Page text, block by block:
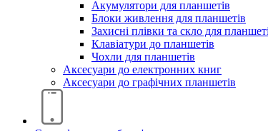
Акумулятори для планшетів
Блоки живлення для планшетів
Захисні плівки та скло для
Клавіатури до планшетів
Чохли для планшетів
Аксесуари до електронних книг
Аксесуари дo графічних планшетів